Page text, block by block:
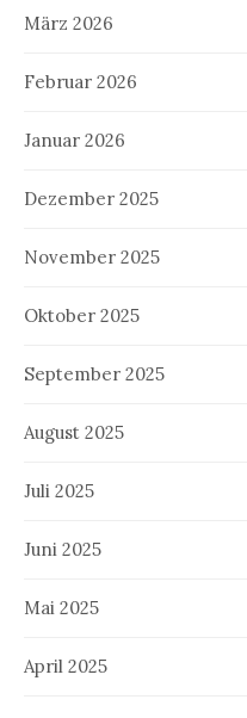
März 2026
Februar 2026
Januar 2026
Dezember 2025
November 2025
Oktober 2025
September 2025
August 2025
Juli 2025
Juni 2025
Mai 2025
April 2025